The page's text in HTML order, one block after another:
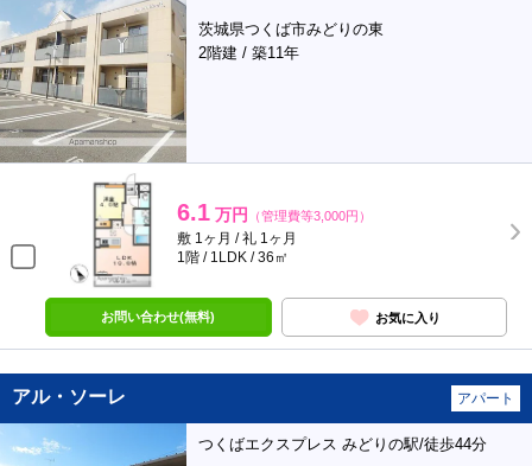
茨城県つくば市みどりの東
2階建 / 築11年
6.1 万円 （管理費等3,000円）
敷 1ヶ月 / 礼 1ヶ月
1階 / 1LDK / 36㎡
お問い合わせ(無料) お気に入り
アル・ソーレ アパート
つくばエクスプレス みどりの駅/徒歩44分